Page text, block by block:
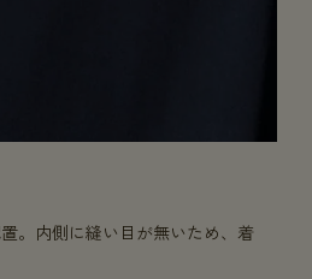
。内側に縫い目が無いため、着